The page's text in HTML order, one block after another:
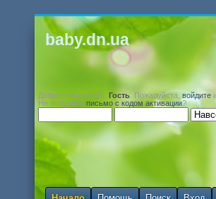
baby.dn.ua
Добро пожаловать, Гость . Пожалуйста,войдите
Не получили письмо с кодом активации?